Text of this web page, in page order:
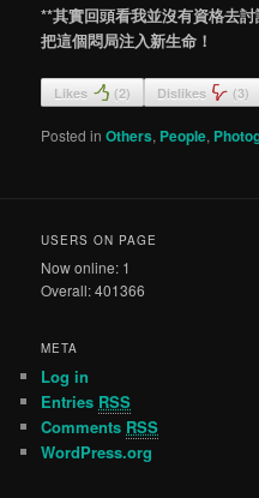
**其實回頭看我並沒有資格去
把這個悶局注入新生命！
Likes (2) Dislikes (3)
Posted in Others, People,
USERS ON PAGE
Now online: 1
Overall: 401366
META
Log in
Entries RSS
Comments RSS
WordPress.org